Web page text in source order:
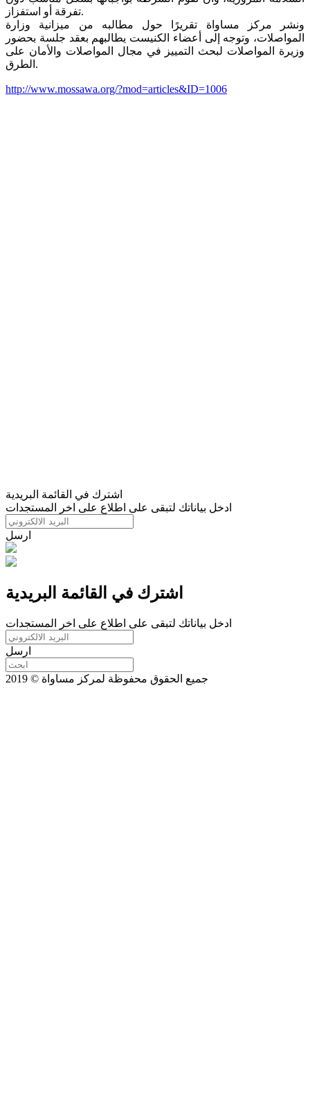
تفرقة أو استفزاز.
ونشر مركز مساواة تقريرًا حول مطالبه من ميزانية وزارة
المواصلات، وتوجه إلى أعضاء الكنيست يطالبهم بعقد جلسة بحضور
وزيرة المواصلات لبحث التمييز في مجال المواصلات والأمان على
الطرق.
http://www.mossawa.org/?mod=articles&ID=1006
اشترك في القائمة البريدية
ادخل بياناتك لتبقى على اطلاع على اخر المستجدات
ارسل
اشترك في القائمة البريدية
ادخل بياناتك لتبقى على اطلاع على اخر المستجدات
ارسل
جميع الحقوق محفوظة لمركز مساواة © 2019